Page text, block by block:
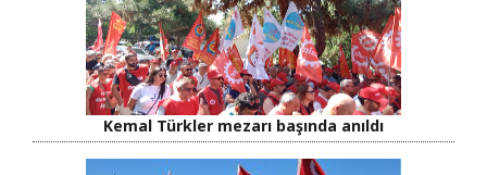
Kemal Türkler mezarı başında anıldı